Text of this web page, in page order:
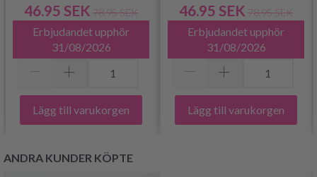
46.95 SEK 78.95 SEK
Erbjudandet upphör
31/08/2026
Lägg till varukorgen
46.95 SEK 78.95 SEK
Erbjudandet upphör
31/08/2026
Lägg till varukorgen
ANDRA KUNDER KÖPTE